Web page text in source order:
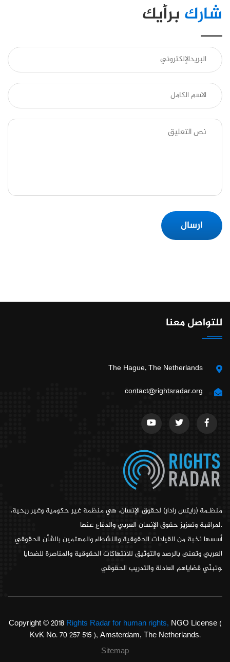
شارك برأيك
ارسال
للتواصل معنا
The Hague, The Netherlands
contact@rightsradar.org
منظـمة (رايتس رادار) لحقوق الإنسان، هي منظمة غير حكومية وغير ربحية،
لمراقبة وتعزيز حقوق الإنسان العربي والدفاع عنها.
أسسها نخبة من القيادات الحقوقية والنشطاء والمهتمين بالشأن الحقوقي
العربي وتعنى بالرصد والتوثيق للانتهاكات الحقوقية والمناصرة للضحايا
وتبنّي قضاياهم العادلة والتدريب الحقوقي.
Copyright © 2018 Rights Radar for human rights, NGO License (
KvK No. 70 257 515 ), Amsterdam, The Netherlands.
Sitemap